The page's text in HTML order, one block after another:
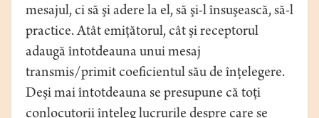
mesajul, ci să şi adere la el, să şi-l însuşească, să-l
practice. Atât emiţătorul, cât şi receptorul
adaugă întotdeauna unui mesaj
transmis/primit coeficientul său de înţelegere.
Deşi mai întotdeauna se presupune că toţi